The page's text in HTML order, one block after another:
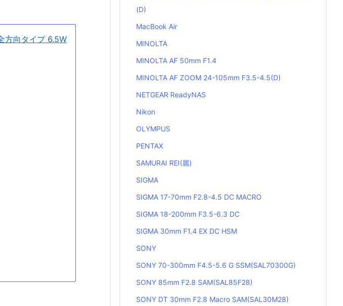
方向タイプ 6.5W
(D)
MacBook Air
MINOLTA
MINOLTA AF 50mm F1.4
MINOLTA AF ZOOM 24-105mm F3.5-4.5(D)
NETGEAR ReadyNAS
Nikon
OLYMPUS
PENTAX
SAMURAI REI(麗)
SIGMA
SIGMA 17-70mm F2.8-4.5 DC MACRO
SIGMA 18-200mm F3.5-6.3 DC
SIGMA 30mm F1.4 EX DC HSM
SONY
SONY 70-300mm F4.5-5.6 G SSM(SAL70300G)
SONY 85mm F2.8 SAM(SAL85F28)
SONY DT 30mm F2.8 Macro SAM(SAL30M28)